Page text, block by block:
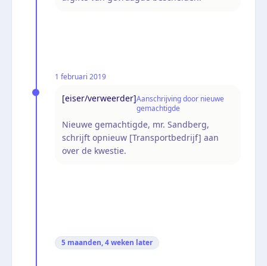
1 februari 2019
[eiser/verweerder]Aanschrijving door nieuwe
gemachtigde
Nieuwe gemachtigde, mr. Sandberg,
schrijft opnieuw [Transportbedrijf] aan
over de kwestie.
5 maanden, 4 weken later